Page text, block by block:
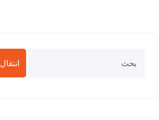
انتقال